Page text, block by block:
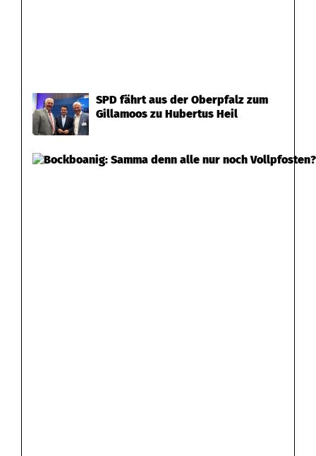
SPD fährt aus der Oberpfalz zum
Gillamoos zu Hubertus Heil